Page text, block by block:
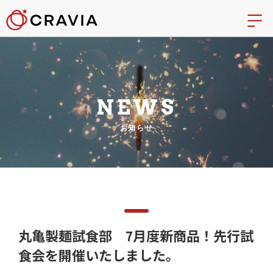
NEWS
お知らせ
丸亀製麺試食部 7月度新商品！先行試
食会を開催いたしました。